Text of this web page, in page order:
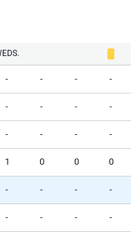
- - - -
- - - -
- - - -
1 0 0 0
- - - -
- - - -